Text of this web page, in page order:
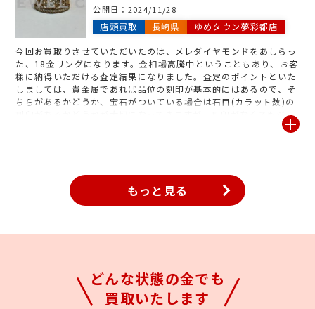
公開日： 2024/11/28
店頭買取 長崎県 ゆめタウン夢彩都店
今回お買取りさせていただいたのは、メレダイヤモンドをあしらっ
た、18金リングになります。金相場高騰中ということもあり、お客
様に納得いただける査定結果になりました。査定のポイントといた
しましては、貴金属であれば品位の刻印が基本的にはあるので、そ
ちらがあるかどうか、宝石がついている場合は石目(カラット数)の
刻印があるかどうかが大切になってきますが、刻印がなくてもジュ
エルカフェゆめタウン夢彩都店ではお買取できる場合もございます
もっと見る
どんな状態の金でも
買取いたします